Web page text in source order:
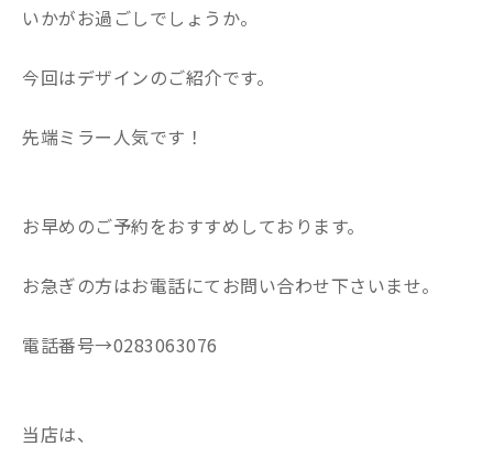
いかがお過ごしでしょうか。
今回はデザインのご紹介です。
先端ミラー人気です！
お早めのご予約をおすすめしております。
お急ぎの方はお電話にてお問い合わせ下さいませ。
電話番号→0283063076
当店は、